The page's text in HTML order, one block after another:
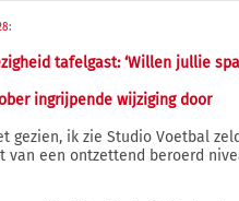
:
tafelgast: ‘Willen jullie
ingrijpende wijziging door
gezien, ik zie Studio Voetbal
van een ontzettend beroerd